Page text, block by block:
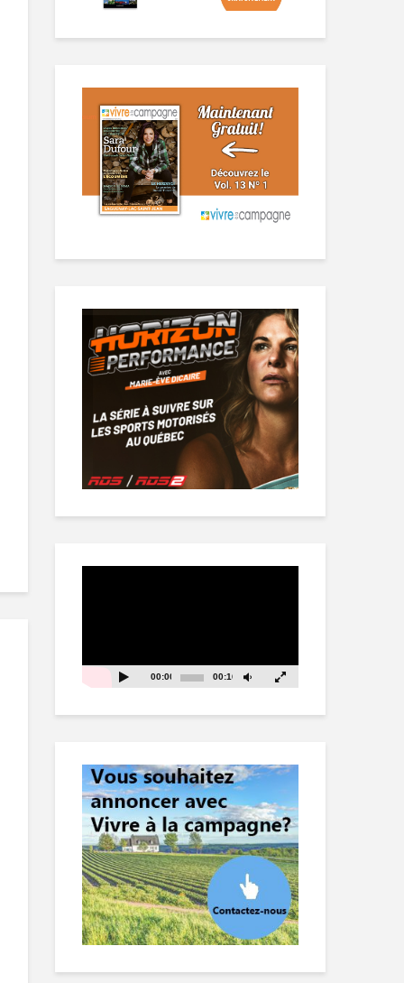
00:00 00:16